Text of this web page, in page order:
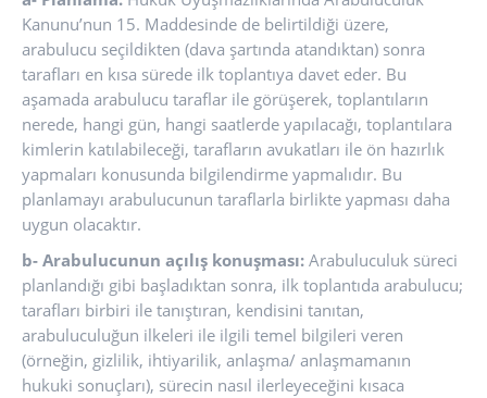
Kanunu’nun 15. Maddesinde de belirtildiği üzere,
arabulucu seçildikten (dava şartında atandıktan) sonra
tarafları en kısa sürede ilk toplantıya davet eder. Bu
aşamada arabulucu taraflar ile görüşerek, toplantıların
nerede, hangi gün, hangi saatlerde yapılacağı, toplantılara
kimlerin katılabileceği, tarafların avukatları ile ön hazırlık
yapmaları konusunda bilgilendirme yapmalıdır. Bu
planlamayı arabulucunun taraflarla birlikte yapması daha
uygun olacaktır.
b- Arabulucunun açılış konuşması: Arabuluculuk süreci
planlandığı gibi başladıktan sonra, ilk toplantıda arabulucu;
tarafları birbiri ile tanıştıran, kendisini tanıtan,
arabuluculuğun ilkeleri ile ilgili temel bilgileri veren
(örneğin, gizlilik, ihtiyarilik, anlaşma/ anlaşmamanın
hukuki sonuçları), sürecin nasıl ilerleyeceğini kısaca